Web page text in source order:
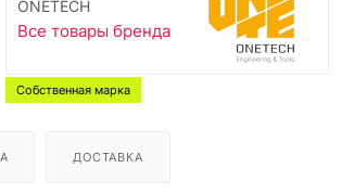
ONETECH
Все товары бренда
Собственная марка
ДОСТАВКА